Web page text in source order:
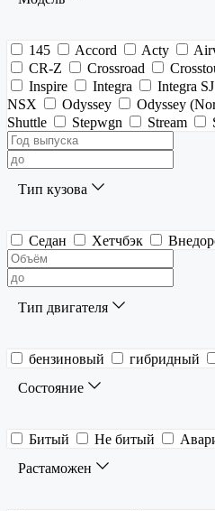
145 Accord Acty
CR-Z
Crossroad
Inspire
Integra Integra SJ
NSX
Odyssey Odyssey
Shuttle
Stepwgn Stream
Тип кузова
Седан Хетчбэк
Тип двигателя
бензиновый гибридный
Состояние
Битый Не битый
Растаможен